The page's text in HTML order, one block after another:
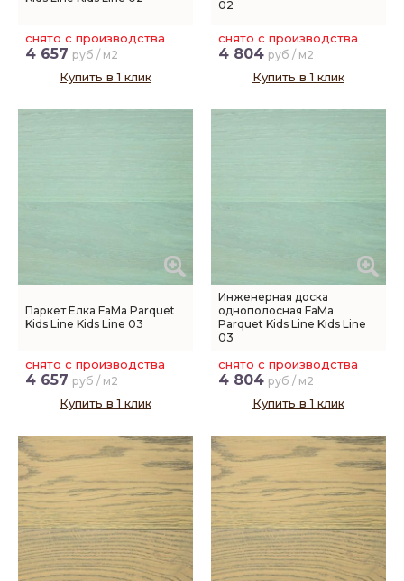
снято с производства
4 657 руб / м2
Купить в 1 клик
02
снято с производства
4 804 руб / м2
Купить в 1 клик
Паркет Ёлка FaMa Parquet
Kids Line Kids Line 03
снято с производства
4 657 руб / м2
Купить в 1 клик
Инженерная доска
однополосная FaMa
Parquet Kids Line Kids Line
03
снято с производства
4 804 руб / м2
Купить в 1 клик